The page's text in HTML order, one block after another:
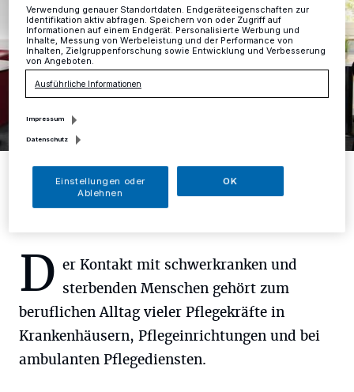
D er Kontakt mit schwerkranken und
sterbenden Menschen gehört zum
beruflichen Alltag vieler Pflegekräfte in
Krankenhäusern, Pflegeinrichtungen und bei
ambulanten Pflegediensten.
Verwendung genauer Standortdaten. Endgeräteeigenschaften zur
Identifikation aktiv abfragen. Speichern von oder Zugriff auf
Informationen auf einem Endgerät. Personalisierte Werbung und
Inhalte, Messung von Werbeleistung und der Performance von
Inhalten, Zielgruppenforschung sowie Entwicklung und Verbesserung
von Angeboten.
Ausführliche Informationen
Impressum
Datenschutz
Einstellungen oder
Ablehnen
OK